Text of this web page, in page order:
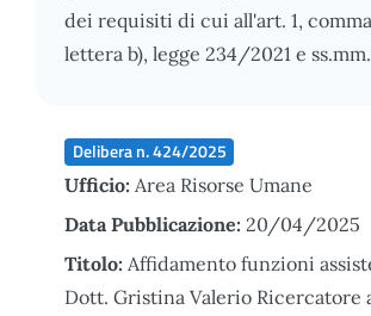
dei requisiti di cui all'art. 1,
lettera b), legge 234/2021 e
Delibera n. 424/2025
Ufficio: Area Risorse Umane
Data Pubblicazione: 20/04/2025
Titolo: Affidamento funzioni
Dott. Gristina Valerio Ricercatore